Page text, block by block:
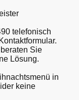
telefonisch
Sie
Lösung.
in
keine